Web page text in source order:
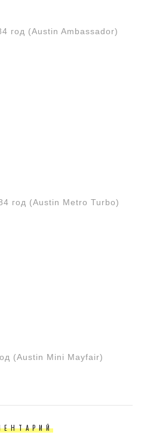
год (Austin Ambassador)
год (Austin Metro Turbo)
(Austin Mini Mayfair)